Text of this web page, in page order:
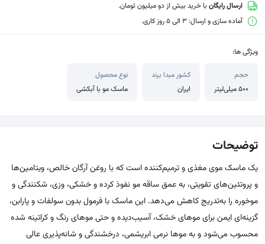
ارسال رایگان با خرید بیش از دو میلیون تومان.
آماده سازی و ارسال: 3 الی 5 روز کاری.
ویژگی ها:
حجم
500 میلی‌لیتر
کشور مبدا برند
ایران
نوع محصول
ماسک مو با آبکشی
توضیحات
یک ماسک موی مغذی و ترمیم‌کننده است که با روغن آرگان خالص، ویتامین‌ها
و پروتئین‌های تقویتی، به عمق ساقه مو نفوذ کرده و خشکی، وزی، شکنندگی و
موخوره را به‌تدریج کاهش می‌دهد. این ماسک با فرمول بدون سولفات و پارابن،
گزینه‌ای ایمن برای موهای خشک، آسیب‌دیده و حتی موهای رنگ و کراتینه شده
محسوب می‌شود و به موها نرمی ابریشمی، درخشندگی و شانه‌پذیری عالی